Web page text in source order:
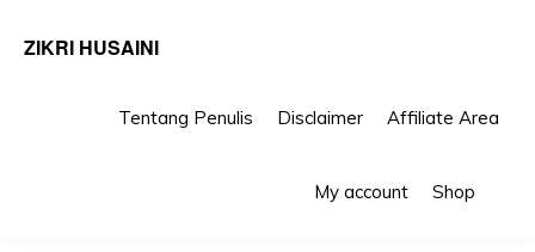
ZIKRI HUSAINI
Tentang Penulis Disclaimer Affiliate Area
My account Shop